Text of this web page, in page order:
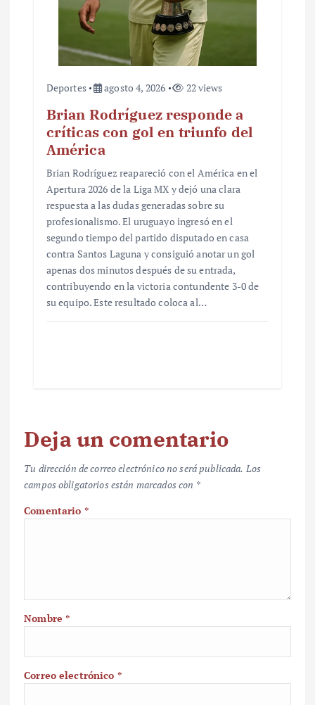
Deportes agosto 4, 2026 22 views
Brian Rodríguez responde a
críticas con gol en triunfo del
América
Brian Rodríguez reapareció con el América en el
Apertura 2026 de la Liga MX y dejó una clara
respuesta a las dudas generadas sobre su
profesionalismo. El uruguayo ingresó en el
segundo tiempo del partido disputado en casa
contra Santos Laguna y consiguió anotar un gol
apenas dos minutos después de su entrada,
contribuyendo en la victoria contundente 3-0 de
su equipo. Este resultado coloca al…
Deja un comentario
Tu dirección de correo electrónico no será publicada. Los
campos obligatorios están marcados con *
Comentario *
Nombre*
Correo electrónico *